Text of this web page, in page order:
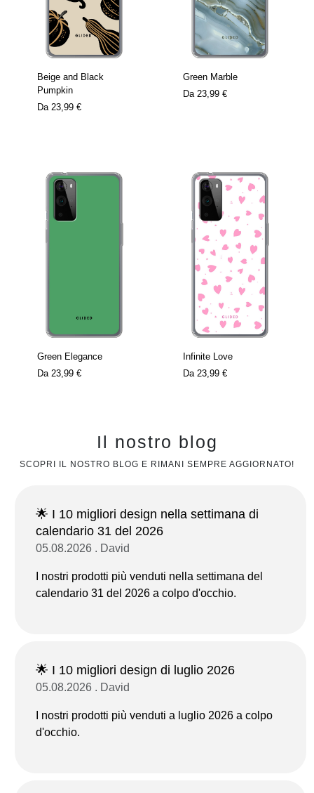
Beige and Black
Pumpkin
Da 23,99 €
Green Marble
Da 23,99 €
Green Elegance
Da 23,99 €
Infinite Love
Da 23,99 €
Il nostro blog
SCOPRI IL NOSTRO BLOG E RIMANI SEMPRE AGGIORNATO!
🌟 I 10 migliori design nella settimana di
calendario 31 del 2026
05.08.2026 . David
I nostri prodotti più venduti nella settimana del
calendario 31 del 2026 a colpo d'occhio.
🌟 I 10 migliori design di luglio 2026
05.08.2026 . David
I nostri prodotti più venduti a luglio 2026 a colpo
d'occhio.